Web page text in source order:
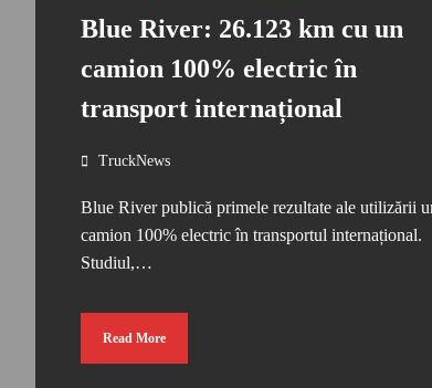
Blue River: 26.123 km cu un
camion 100% electric în
transport internațional
TruckNews
Blue River publică primele rezultate ale utilizării
camion 100% electric în transportul internațional.
Studiul,…
Read More